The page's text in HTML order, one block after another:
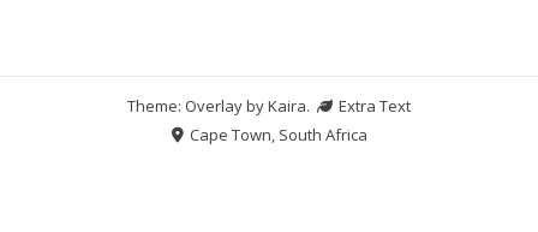
Theme: Overlay byKaira.
Extra Text
Cape Town, South Africa